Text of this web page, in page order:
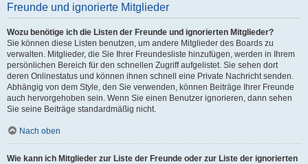
Freunde und ignorierte Mitglieder
Wozu benötige ich die Listen der Freunde und ignorierten Mitglieder?
Sie können diese Listen benutzen, um andere Mitglieder des Boards zu
verwalten. Mitglieder, die Sie Ihrer Freundesliste hinzufügen, werden in Ihrem
persönlichen Bereich für den schnellen Zugriff aufgelistet. Sie sehen dort
deren Onlinestatus und können ihnen schnell eine Private Nachricht senden.
Abhängig von dem Style, den Sie verwenden, können Beiträge Ihrer Freunde
auch hervorgehoben sein. Wenn Sie einen Benutzer ignorieren, dann sehen
Sie seine Beiträge standardmäßig nicht.
Nach oben
Wie kann ich Mitglieder zur Liste der Freunde oder zur Liste der ignorierten